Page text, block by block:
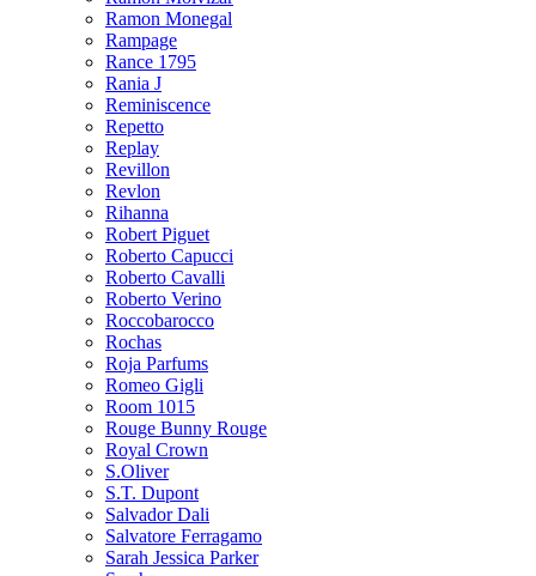
Ramon Monegal
Rampage
Rance 1795
Rania J
Reminiscence
Repetto
Replay
Revillon
Revlon
Rihanna
Robert Piguet
Roberto Capucci
Roberto Cavalli
Roberto Verino
Roccobarocco
Rochas
Roja Parfums
Romeo Gigli
Room 1015
Rouge Bunny Rouge
Royal Crown
S.Oliver
S.T. Dupont
Salvador Dali
Salvatore Ferragamo
Sarah Jessica Parker